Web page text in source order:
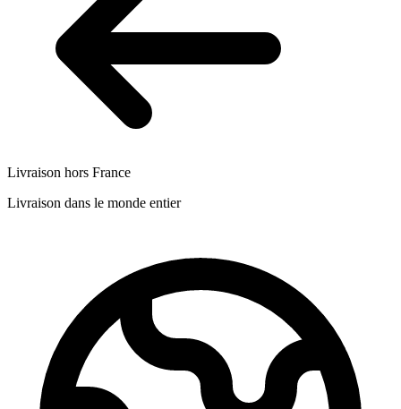
Livraison hors France
Livraison dans le monde entier